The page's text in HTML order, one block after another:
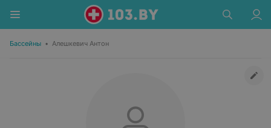
Бассейны • Алешкевич Антон